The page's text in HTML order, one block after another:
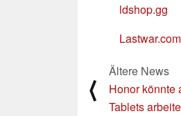
ldshop.gg
Lastwar.com
⟨
Ältere News
Honor könnte
Tablets